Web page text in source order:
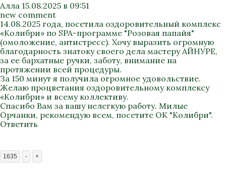
Алла 15.08.2025 в 09:51
new comment
14.08.2025 года, посетила оздоровительный комплекс
«Колибри» по SPA-программе "Розовая папайя"
(омоложение, антистресс). Хочу выразить огромную
благодарность знатоку своего дела мастеру АЙНУРЕ,
за ее бархатные ручки, заботу, внимание на
протяжении всей процедуры.
За 150 минут я получила огромное удовольствие.
Желаю процветания оздоровительному комплексу
«Колибри» и всему коллективу.
Спасибо Вам за вашу нелегкую работу. Милые
Орчанки, рекомендую всем, посетите ОК "Колибри".
Ответить
1635 - +